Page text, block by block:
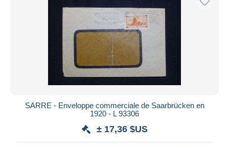
SARRE - Enveloppe commerciale de Saarbrücken en
1920 - L 93306
± 17,36 $US